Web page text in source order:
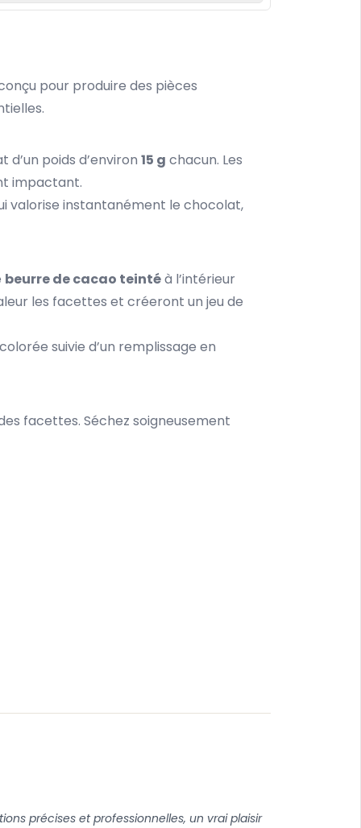
pour produire des pièces
poids d’environ 15 g chacun. Les
impactant.
valorise instantanément le chocolat,
beurre de cacao teintéà l’intérieur
les facettes et créeront un jeu de
suivie d’un remplissage en
facettes. Séchez soigneusement
précises et professionnelles, un vrai plaisir